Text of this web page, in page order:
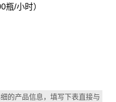
瓶/小时）
的产品信息，填写下表直接与